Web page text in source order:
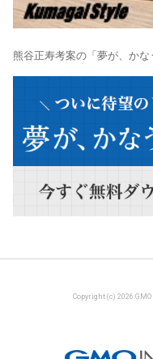
熊谷正寿考案の「夢が、か
Copyright (c) 2026